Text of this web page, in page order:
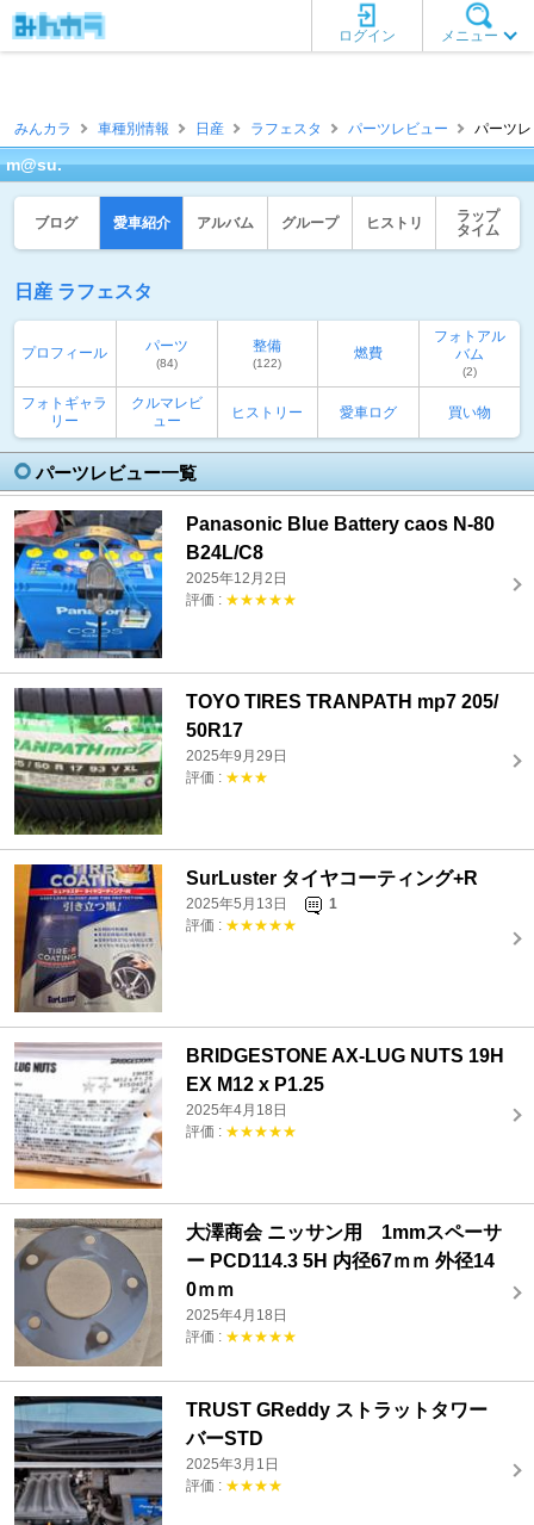
メニュー
ログイン
みんカラ 車種別情報 日産 ラフェスタ パーツレビュー パーツ
m@su.
ブログ 愛車紹介 アルバム グループ ヒストリ
ラップ
タイム
日産 ラフェスタ
プロフィール パーツ
(84)
整備
(122)
燃費
フォトアル
バム
(2)
フォトギャラ
リー
クルマレビ
ュー
ヒストリー 愛車ログ 買い物
パーツレビュー一覧
Panasonic Blue Battery caos N-80
B24L/C8
2025年12月2日
評価 : ★★★★★
TOYO TIRES TRANPATH mp7 205/
50R17
2025年9月29日
評価 : ★★★
SurLuster タイヤコーティング+R
2025年5月13日
1
評価 : ★★★★★
BRIDGESTONE AX-LUG NUTS 19H
EX M12 x P1.25
2025年4月18日
評価 : ★★★★★
大澤商会 ニッサン用 1mmスペーサ
ー PCD114.3 5H 内径67ｍｍ 外径14
0ｍｍ
2025年4月18日
評価 : ★★★★★
TRUST GReddy ストラットタワー
バーSTD
2025年3月1日
評価 : ★★★★